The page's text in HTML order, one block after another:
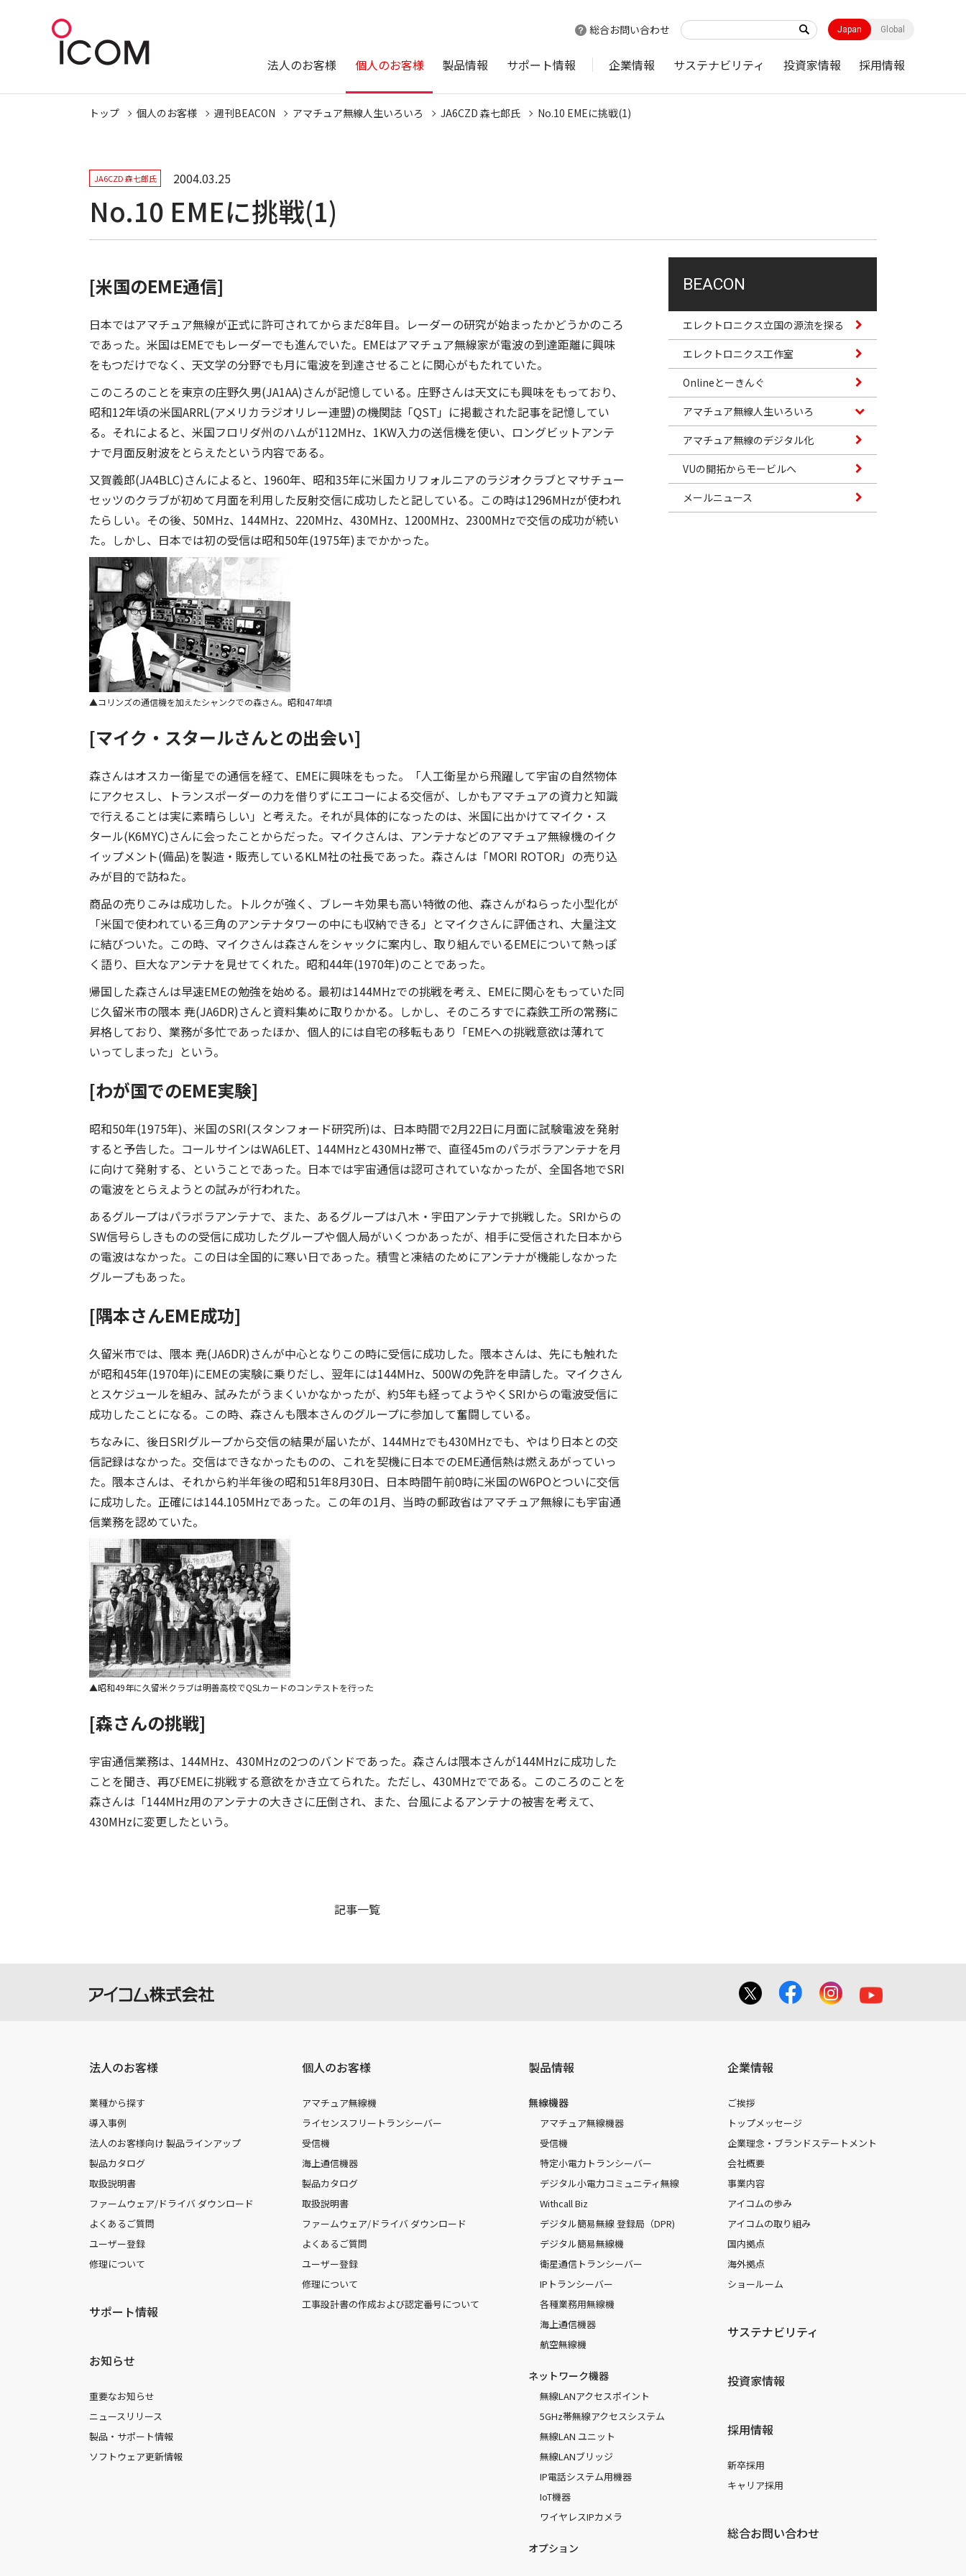
総合お問い合わせ Japan Global
法人のお客様 個人のお客様 製品情報 サポート情報 企業情報 サステナビリティ 投資家情報 採用情報
トップ 個人のお客様 週刊BEACON アマチュア無線人生いろいろ JA6CZD 森七郎氏 No.10 EMEに挑戦(1)
JA6CZD 森七郎氏 2004.03.25
No.10 EMEに挑戦(1)
[米国のEME通信]
日本ではアマチュア無線が正式に許可されてからまだ8年目。レーダーの研究が始まったかどうかのころ
であった。米国はEMEでもレーダーでも進んでいた。EMEはアマチュア無線家が電波の到達距離に興味
をもつだけでなく、天文学の分野でも月に電波を到達させることに関心がもたれていた。
このころのことを東京の庄野久男(JA1AA)さんが記憶している。庄野さんは天文にも興味をもっており、
昭和12年頃の米国ARRL(アメリカラジオリレー連盟)の機関誌「QST」に掲載された記事を記憶してい
る。それによると、米国フロリダ州のハムが112MHz、1KW入力の送信機を使い、ロングビットアンテ
ナで月面反射波をとらえたという内容である。
又賀義郎(JA4BLC)さんによると、1960年、昭和35年に米国カリフォルニアのラジオクラブとマサチュー
セッツのクラブが初めて月面を利用した反射交信に成功したと記している。この時は1296MHzが使われ
たらしい。その後、50MHz、144MHz、220MHz、430MHz、1200MHz、2300MHzで交信の成功が続い
た。しかし、日本では初の受信は昭和50年(1975年)までかかった。
コリンズの通信機を加えたシャンクでの森さん。昭和47年頃
[マイク・スタールさんとの出会い]
森さんはオスカー衛星での通信を経て、EMEに興味をもった。「人工衛星から飛躍して宇宙の自然物体
にアクセスし、トランスポーダーの力を借りずにエコーによる交信が、しかもアマチュアの資力と知識
で行えることは実に素晴らしい」と考えた。それが具体的になったのは、米国に出かけてマイク・ス
タール(K6MYC)さんに会ったことからだった。マイクさんは、アンテナなどのアマチュア無線機のイク
イップメント(備品)を製造・販売しているKLM社の社長であった。森さんは「MORI ROTOR」の売り込
みが目的で訪ねた。
商品の売りこみは成功した。トルクが強く、ブレーキ効果も高い特徴の他、森さんがねらった小型化が
「米国で使われている三角のアンテナタワーの中にも収納できる」とマイクさんに評価され、大量注文
に結びついた。この時、マイクさんは森さんをシャックに案内し、取り組んでいるEMEについて熱っぽ
く語り、巨大なアンテナを見せてくれた。昭和44年(1970年)のことであった。
帰国した森さんは早速EMEの勉強を始める。最初は144MHzでの挑戦を考え、EMEに関心をもっていた同
じ久留米市の隈本 尭(JA6DR)さんと資料集めに取りかかる。しかし、そのころすでに森鉄工所の常務に
昇格しており、業務が多忙であったほか、個人的には自宅の移転もあり「EMEへの挑戦意欲は薄れて
いってしまった」という。
[わが国でのEME実験]
昭和50年(1975年)、米国のSRI(スタンフォード研究所)は、日本時間で2月22日に月面に試験電波を発射
すると予告した。コールサインはWA6LET、144MHzと430MHz帯で、直径45mのパラボラアンテナを月
に向けて発射する、ということであった。日本では宇宙通信は認可されていなかったが、全国各地でSRI
の電波をとらえようとの試みが行われた。
あるグループはパラボラアンテナで、また、あるグループは八木・宇田アンテナで挑戦した。SRIからの
SW信号らしきものの受信に成功したグループや個人局がいくつかあったが、相手に受信された日本から
の電波はなかった。この日は全国的に寒い日であった。積雪と凍結のためにアンテナが機能しなかった
グループもあった。
[隅本さんEME成功]
久留米市では、隈本 尭(JA6DR)さんが中心となりこの時に受信に成功した。隈本さんは、先にも触れた
が昭和45年(1970年)にEMEの実験に乗りだし、翌年には144MHz、500Wの免許を申請した。マイクさん
とスケジュールを組み、試みたがうまくいかなかったが、約5年も経ってようやくSRIからの電波受信に
成功したことになる。この時、森さんも隈本さんのグループに参加して奮闘している。
ちなみに、後日SRIグループから交信の結果が届いたが、144MHzでも430MHzでも、やはり日本との交
信記録はなかった。交信はできなかったものの、これを契機に日本でのEME通信熱は燃えあがっていっ
た。隈本さんは、それから約半年後の昭和51年8月30日、日本時間午前0時に米国のW6POとついに交信
に成功した。正確には144.105MHzであった。この年の1月、当時の郵政省はアマチュア無線にも宇宙通
信業務を認めていた。
昭和49年に久留米クラブは明善高校でQSLカードのコンテストを行った
[森さんの挑戦]
宇宙通信業務は、144MHz、430MHzの2つのバンドであった。森さんは隈本さんが144MHzに成功した
ことを聞き、再びEMEに挑戦する意欲をかき立てられた。ただし、430MHzでである。このころのことを
森さんは「144MHz用のアンテナの大きさに圧倒され、また、台風によるアンテナの被害を考えて、
430MHzに変更したという。
記事一覧
BEACON
エレクトロニクス立国の源流を探る
エレクトロニクス工作室
Onlineとーきんぐ
アマチュア無線人生いろいろ
アマチュア無線のデジタル化
VUの開拓からモービルへ
メールニュース
法人のお客様
業種から探す
導入事例
法人のお客様向け 製品ラインアップ
製品カタログ
取扱説明書
ファームウェア/ドライバ ダウンロード
よくあるご質問
ユーザー登録
修理について
サポート情報
お知らせ
重要なお知らせ
ニュースリリース
製品・サポート情報
ソフトウェア更新情報
個人のお客様
アマチュア無線機
ライセンスフリートランシーバー
受信機
海上通信機器
製品カタログ
取扱説明書
ファームウェア/ドライバ ダウンロード
よくあるご質問
ユーザー登録
修理について
工事設計書の作成および認定番号について
製品情報
無線機器
アマチュア無線機器
受信機
特定小電力トランシーバー
デジタル小電力コミュニティ無線
Withcall Biz
デジタル簡易無線 登録局（DPR)
デジタル簡易無線機
衛星通信トランシーバー
IPトランシーバー
各種業務用無線機
海上通信機器
航空無線機
ネットワーク機器
無線LANアクセスポイント
5GHz帯無線アクセスシステム
無線LAN ユニット
無線LANブリッジ
IP電話システム用機器
IoT機器
ワイヤレスIPカメラ
オプション
企業情報
ご挨拶
トップメッセージ
企業理念・ブランドステートメント
会社概要
事業内容
アイコムの歩み
アイコムの取り組み
国内拠点
海外拠点
ショールーム
サステナビリティ
投資家情報
採用情報
新卒採用
キャリア採用
総合お問い合わせ